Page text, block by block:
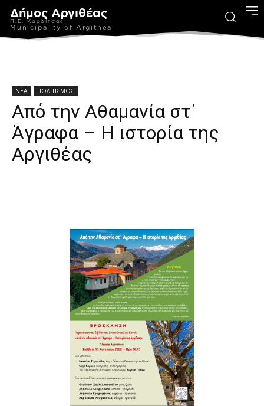
Δήμος Αργιθέας
Π.Ε. Καρδίτσας
Municipality of Argithea
ΝΕΑ ΠΟΛΙΤΙΣΜΟΣ
Από την Αθαµανία στ΄
Άγραφα – Η ιστορία της
Αργιθέας